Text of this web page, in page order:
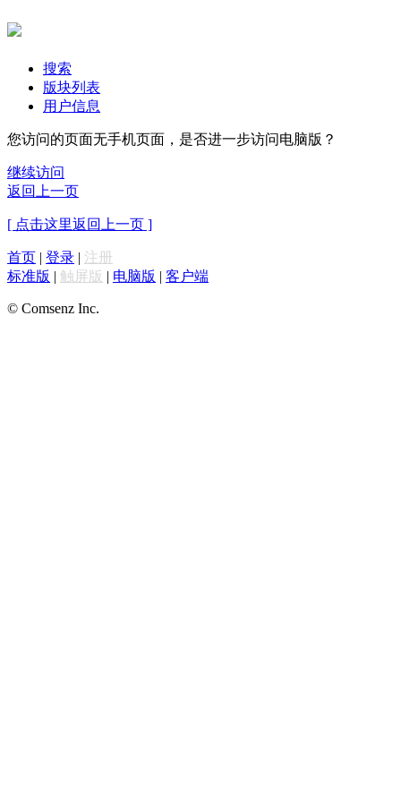
搜索
版块列表
用户信息
您访问的页面无手机页面，是否进一步访问电脑版？
继续访问
返回上一页
[ 点击这里返回上一页 ]
首页 | 登录 | 注册
标准版 | 触屏版 | 电脑版 | 客户端
© Comsenz Inc.